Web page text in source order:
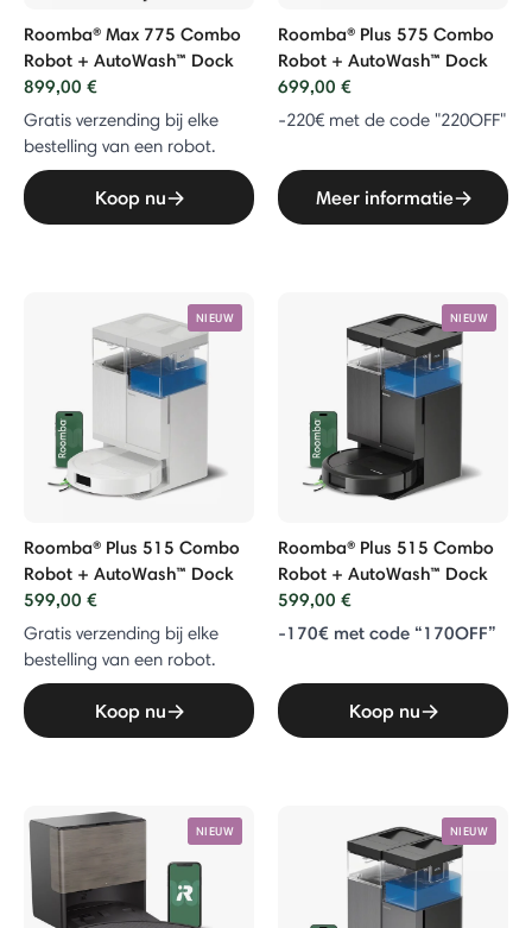
Roomba® Max 775 Combo
Robot + AutoWash™ Dock
899,00 €
Gratis verzending bij elke
bestelling van een robot.
Koop nu
Roomba® Plus 575 Combo
Robot + AutoWash™ Dock
699,00 €
-220€ met de code "220OFF"
Meer informatie
NIEUW
Roomba® Plus 515 Combo
Robot + AutoWash™ Dock
599,00 €
Gratis verzending bij elke
bestelling van een robot.
Koop nu
NIEUW
Roomba® Plus 515 Combo
Robot + AutoWash™ Dock
599,00 €
-170€ met code “170OFF”
Koop nu
NIEUW NIEUW